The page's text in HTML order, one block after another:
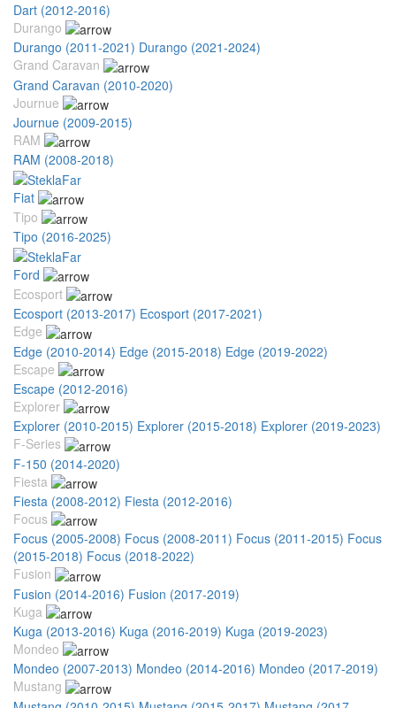
Dart (2012-2016)
Durango
Durango (2011-2021) Durango (2021-2024)
Grand Caravan
Grand Caravan (2010-2020)
Journue
Journue (2009-2015)
RAM
RAM (2008-2018)
Fiat
Tipo
Tipo (2016-2025)
Ford
Ecosport
Ecosport (2013-2017) Ecosport (2017-2021)
Edge
Edge (2010-2014) Edge (2015-2018) Edge (2019-2022)
Escape
Escape (2012-2016)
Explorer
Explorer (2010-2015) Explorer (2015-2018) Explorer (2019-2023)
F-Series
F-150 (2014-2020)
Fiesta
Fiesta (2008-2012) Fiesta (2012-2016)
Focus
Focus (2005-2008) Focus (2008-2011) Focus (2011-2015) Focus
(2015-2018) Focus (2018-2022)
Fusion
Fusion (2014-2016) Fusion (2017-2019)
Kuga
Kuga (2013-2016) Kuga (2016-2019) Kuga (2019-2023)
Mondeo
Mondeo (2007-2013) Mondeo (2014-2016) Mondeo (2017-2019)
Mustang